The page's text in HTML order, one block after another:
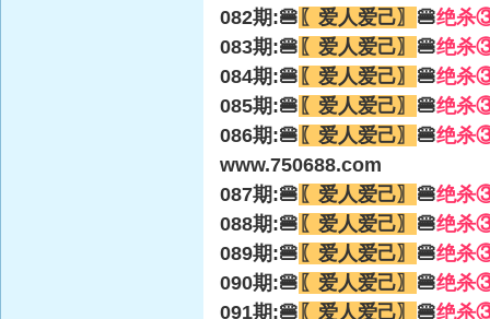
082期:🍔 〖爱人爱己〗 🍔绝杀
083期:🍔 〖爱人爱己〗 🍔绝杀
084期:🍔 〖爱人爱己〗 🍔绝杀
085期:🍔 〖爱人爱己〗 🍔绝杀
086期:🍔 〖爱人爱己〗 🍔绝杀
www.750688.com
087期:🍔 〖爱人爱己〗 🍔绝杀
088期:🍔 〖爱人爱己〗 🍔绝杀
089期:🍔 〖爱人爱己〗 🍔绝杀
090期:🍔 〖爱人爱己〗 🍔绝杀
091期:🍔 〖爱人爱己〗 🍔绝杀